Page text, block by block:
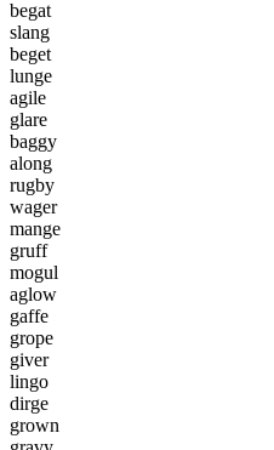
begat
slang
beget
lunge
agile
glare
baggy
along
rugby
wager
mange
gruff
mogul
aglow
gaffe
grope
giver
lingo
dirge
grown